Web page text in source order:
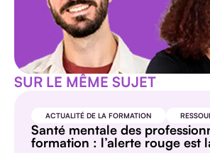
SUR LE MÊME SUJET
ACTUALITÉ DE LA FORMATION
Santé mentale des
formation : l’alerte rouge est